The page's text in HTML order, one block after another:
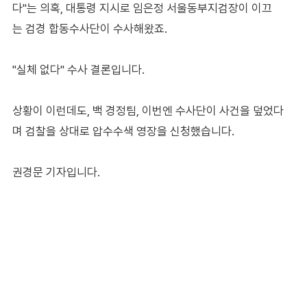
다"는 의혹, 대통령 지시로 임은정 서울동부지검장이 이끄
는 검경 합동수사단이 수사해왔죠.
"실체 없다" 수사 결론입니다.
상황이 이런데도, 백 경정팀, 이번엔 수사단이 사건을 덮었다
며 검찰을 상대로 압수수색 영장을 신청했습니다.
권경문 기자입니다.